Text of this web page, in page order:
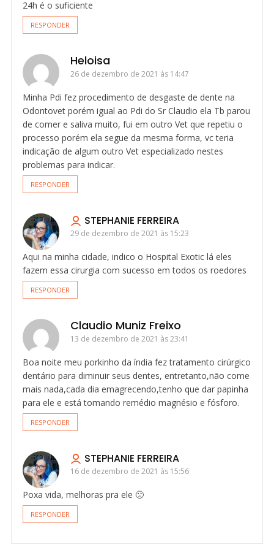
24h é o suficiente
RESPONDER
Heloisa
26 de dezembro de 2021 às 14:47
Minha Pdi fez procedimento de desgaste de dente na
Odontovet porém igual ao Pdi do Sr Claudio ela Tb parou
de comer e saliva muito, fui em outro Vet que repetiu o
processo porém ela segue da mesma forma, vc teria
indicação de algum outro Vet especializado nestes
problemas para indicar.
RESPONDER
STEPHANIE FERREIRA
29 de dezembro de 2021 às 15:23
Aqui na minha cidade, indico o Hospital Exotic lá eles
fazem essa cirurgia com sucesso em todos os roedores
RESPONDER
Claudio Muniz Freixo
13 de dezembro de 2021 às 23:41
Boa noite meu porkinho da índia fez tratamento cirúrgico
dentário para diminuir seus dentes, entretanto,não come
mais nada,cada dia emagrecendo,tenho que dar papinha
para ele e está tomando remédio magnésio e fósforo.
RESPONDER
STEPHANIE FERREIRA
16 de dezembro de 2021 às 15:56
Poxa vida, melhoras pra ele 🙁
RESPONDER